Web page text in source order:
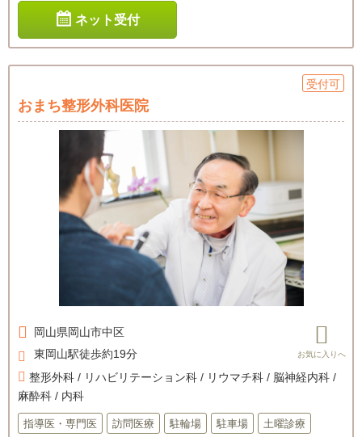
ネット受付
受付可
おまち整形外科医院
岡山県岡山市中区
東岡山駅徒歩約19分
整形外科 / リハビリテーション科 / リウマチ科 / 脳神経内科 /
麻酔科 / 内科
指導医・専門医 訪問医療 駐輪場 駐車場 土曜診療